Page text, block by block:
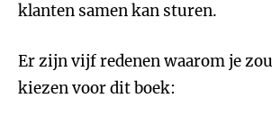
klanten samen kan sturen.
Er zijn vijf redenen waarom je
kiezen voor dit boek: